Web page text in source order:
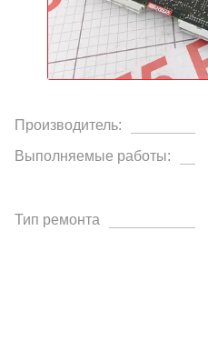
Производитель:
Выполняемые работы:
Тип ремонта